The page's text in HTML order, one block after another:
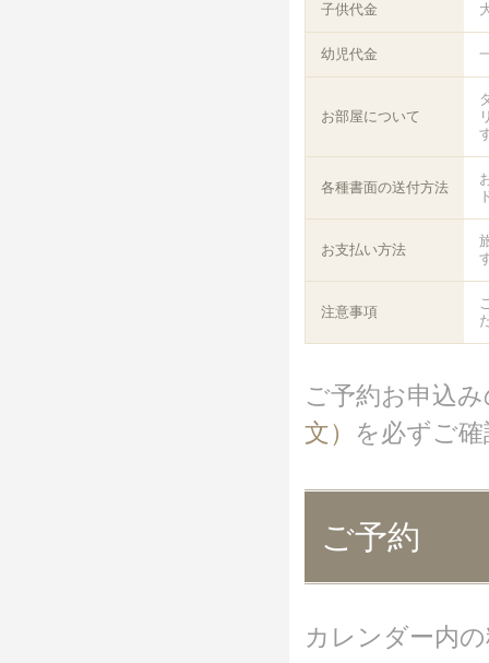
子供代金
幼児代金
お部屋について
各種書面の送付方法
お支払い方法
注意事項
ご予約お申込
文）
を必ずご
ご予約
カレンダー内